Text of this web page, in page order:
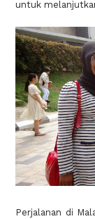
untuk
Perjalanan di